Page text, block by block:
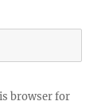
browser for